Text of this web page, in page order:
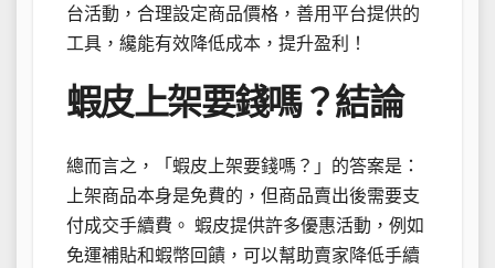
台活動，合理設定商品價格，善用平台提供的
工具，纔能有效降低成本，提升盈利！
蝦皮上架要錢嗎？結論
總而言之，「蝦皮上架要錢嗎？」的答案是：
上架商品本身是免費的，但商品賣出後需要支
付成交手續費。 蝦皮提供許多優惠活動，例如
免運補貼和蝦幣回饋，可以幫助賣家降低手續